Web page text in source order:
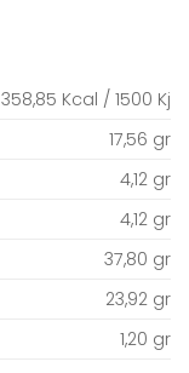
358,85 Kcal / 1500 Kj
17,56 gr
4,12 gr
4,12 gr
37,80 gr
23,92 gr
1,20 gr